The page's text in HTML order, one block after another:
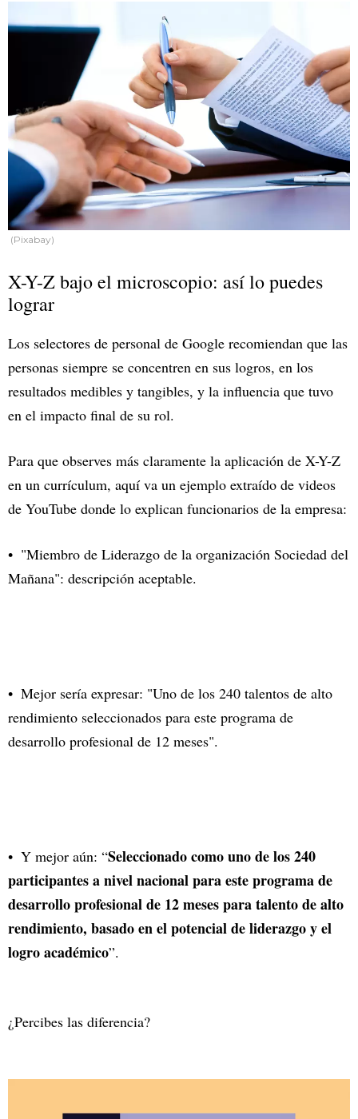
(Pixabay)
X-Y-Z bajo el microscopio: así lo puedes
lograr
Los selectores de personal de Google recomiendan que las
personas siempre se concentren en sus logros, en los
resultados medibles y tangibles, y la influencia que tuvo
en el impacto final de su rol.
Para que observes más claramente la aplicación de X-Y-Z
en un currículum, aquí va un ejemplo extraído de videos
de YouTube donde lo explican funcionarios de la empresa:
"Miembro de Liderazgo de la organización Sociedad del
Mañana": descripción aceptable.
Mejor sería expresar: "Uno de los 240 talentos de alto
rendimiento seleccionados para este programa de
desarrollo profesional de 12 meses".
Y mejor aún: “Seleccionado como uno de los 240
participantes a nivel nacional para este programa de
desarrollo profesional de 12 meses para talento de alto
rendimiento, basado en el potencial de liderazgo y el
logro académico”.
¿Percibes las diferencia?